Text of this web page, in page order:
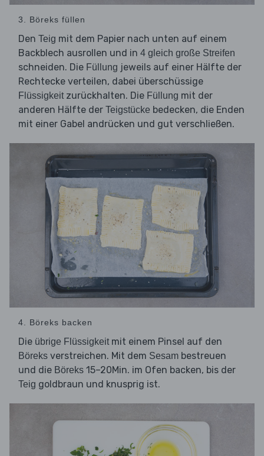
3. Böreks füllen
Den Teig mit dem Papier nach unten auf einem
Backblech ausrollen und in 4 gleich große Streifen
schneiden. Die Füllung jeweils auf einer Hälfte der
Rechtecke verteilen, dabei überschüssige
Flüssigkeitzurückhalten. Die Füllung mit der
anderen Hälfte der Teigstücke bedecken, die Enden
mit einer Gabel andrücken und gut verschließen.
4. Böreks backen
Die übrige Flüssigkeit mit einem Pinsel auf den
Böreks verstreichen. Mit dem Sesam bestreuen
und die Böreks 15–20Min. im Ofen backen, bis der
Teig goldbraun und knusprig ist.